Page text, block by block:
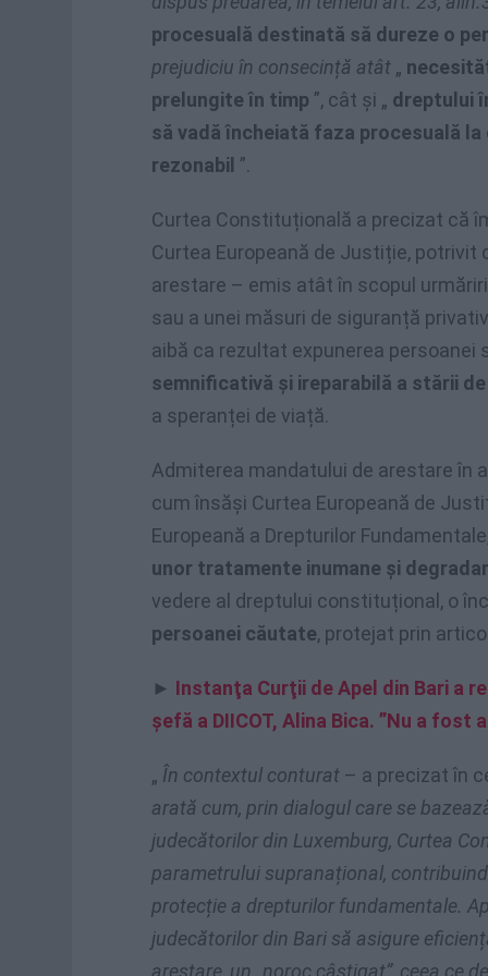
procesuală destinată să dureze o
prejudiciu în consecință atât „
prelungite în timp ”, cât și „ dreptului
să vadă încheiată faza procesuală
rezonabil ”.
Curtea Constituțională a precizat că
Curtea Europeană de Justiție, potrivit
arestare – emis atât în ​​scopul
sau a unei măsuri de siguranță
aibă ca rezultat expunerea persoanei
semnificativă și ireparabilă a stării
a speranței de viață.
Admiterea mandatului de arestare în
cum însăși Curtea Europeană de
Europeană a Drepturilor
unor tratamente inumane și
vedere al dreptului constituțional, o
persoanei căutate, protejat prin
► Instanţa Curţii de Apel din Bari a
şefă a DIICOT, Alina Bica. ”Nu a fost
„ În contextul conturat – a precizat în
arată cum, prin dialogul care se
judecătorilor din Luxemburg, Curtea
parametrului supranațional,
protecție a drepturilor fundamentale.
judecătorilor din Bari să asigure